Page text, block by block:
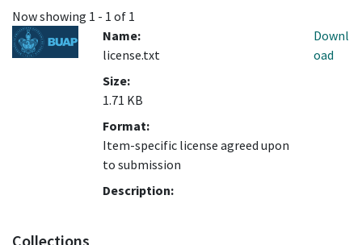
Now showing 1 - 1 of 1
Name:
license.txt
Size:
1.71 KB
Format:
Item-specific license agreed upon
to submission
Description:
Downl
oad
Collections